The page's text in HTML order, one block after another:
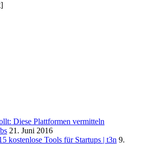
Diese Plattformen vermitteln
21. Juni 2016
kostenlose Tools für Startups | t3n 9.